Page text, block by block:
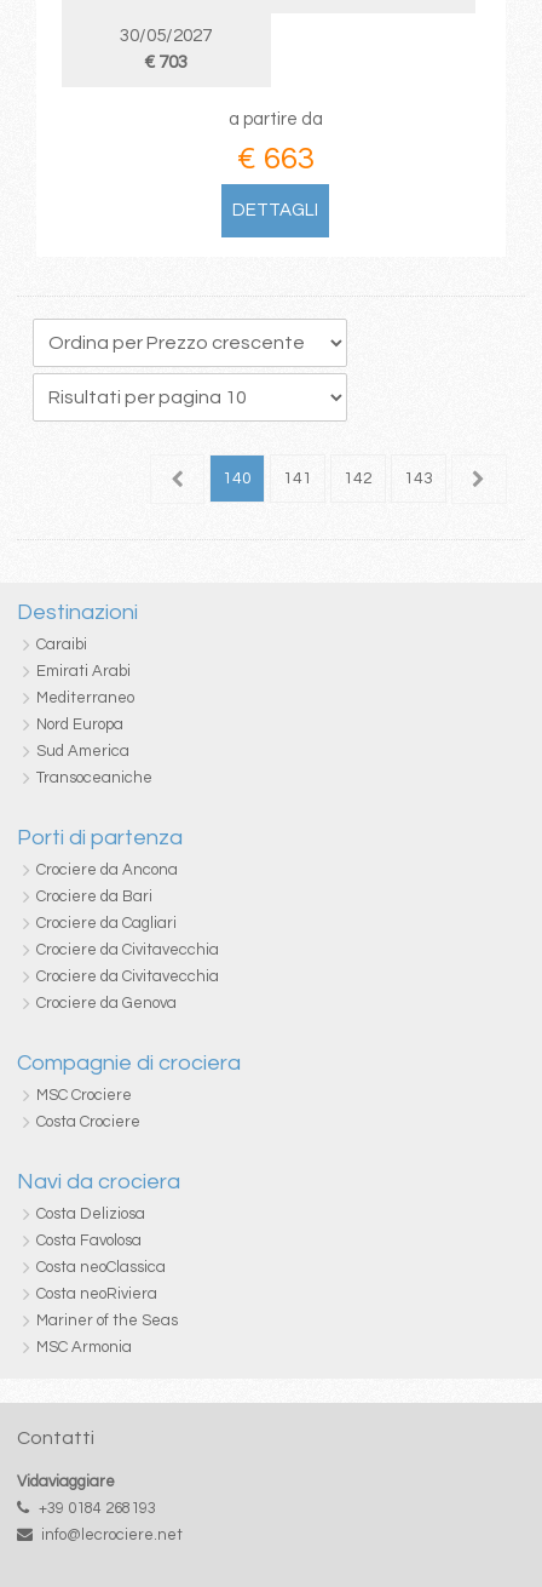
30/05/2027
€ 703
a partire da
€ 663
DETTAGLI
139 140 141 142 143 144
Destinazioni
Caraibi
Emirati Arabi
Mediterraneo
Nord Europa
Sud America
Transoceaniche
Porti di partenza
Crociere da Ancona
Crociere da Bari
Crociere da Cagliari
Crociere da Civitavecchia
Crociere da Civitavecchia
Crociere da Genova
Compagnie di crociera
MSC Crociere
Costa Crociere
Navi da crociera
Costa Deliziosa
Costa Favolosa
Costa neoClassica
Costa neoRiviera
Mariner of the Seas
MSC Armonia
Contatti
Vidaviaggiare
+39 0184 268193
info@lecrociere.net